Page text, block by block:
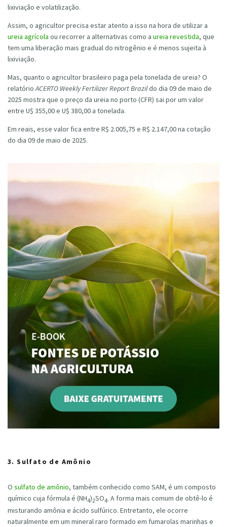
lixiviação e volatilização.
Assim, o agricultor precisa estar atento a isso na hora de utilizar a
ureia agrícola ou recorrer a alternativas como a ureia revestida, que
tem uma liberação mais gradual do nitrogênio e é menos sujeita à
lixiviação.
Mas, quanto o agricultor brasileiro paga pela tonelada de ureia? O
relatórioACERTO Weekly Fertilizer Report Brazildo dia 09 de maio de
2025 mostra que o preço da ureia no porto (CFR) sai por um valor
entre U$ 355,00 e U$ 380,00 a tonelada.
Em reais, esse valor fica entre R$ 2.005,75 e R$ 2.147,00 na cotação
do dia 09 de maio de 2025.
3. Sulfato de Amônio
O sulfato de amônio, também conhecido como SAM, é um composto
químico cuja fórmula é (NH4)2SO4. A forma mais comum de obtê-lo é
misturando amônia e ácido sulfúrico. Entretanto, ele ocorre
naturalmente em um mineral raro formado em fumarolas marinhas e